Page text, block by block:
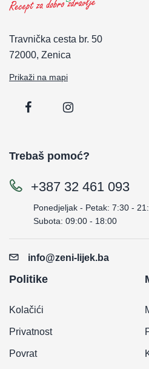
Travnička cesta br. 50
72000, Zenica
Prikaži na mapi
Trebaš pomoć?
+387 32 461 093
Ponedjeljak - Petak: 7:30 -
Subota: 09:00 - 18:00
info@zeni-lijek.ba
Politike
Kolačići
Privatnost
Povrat